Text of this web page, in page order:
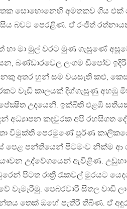
සොහොනෙහි අමතකව ගිය එක්
බවට පෙරළිණ. ඒ රංජිත්
හා මා මුල් වරට මුණ ගැසුණේ
බණ්ඩාරවෙල ලංගම ඩිපෝව
අතර හුන් සම වයසැති කළු,
වැඩි කාලයක් දිග්ගැසුණු අහඹු
උදයෙනි. ඉක්බිති එළඹි
අධ්‍යාපන කඳවුරක අපි රහසිගත
විමුක්ති පෙරමුණේ පූර්ණ
පෙළ පන්තියෙන් පිටමංව නික්ම ආ
උද්වේගයෙන් ඇවිළිණ.
පිටත රාත්‍රී රැකවල් මුරයට
වැමෑරීමු. පෙබරවාරි සීතල වාඩි
තෙක් ඔහේ පැතිරී තිබිණ. ඒ